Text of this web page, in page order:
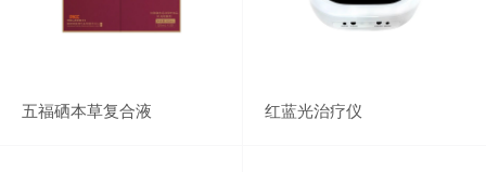
五福硒本草复合液 红蓝光治疗仪